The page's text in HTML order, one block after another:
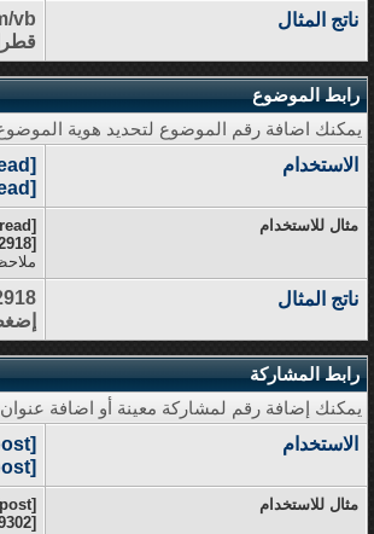
ناتج المثال
vb
رابط الموضوع
يمكنك اضافة رقم الموضوع لتحديد هوية
الاستخدام [thread]
[thread=
مثال للاستخدام
[thread]42918[/thread]
[thread=42918]إضغط هنا[/thread]
ناتج المثال
رابط المشاركة
يمكنك إضافة رقم لمشاركة معينة أو اضافة
الاستخدام [post]
[post=
مثال للاستخدام
[post]269302[/post]
[post=269302]إضغط هنا[/post]